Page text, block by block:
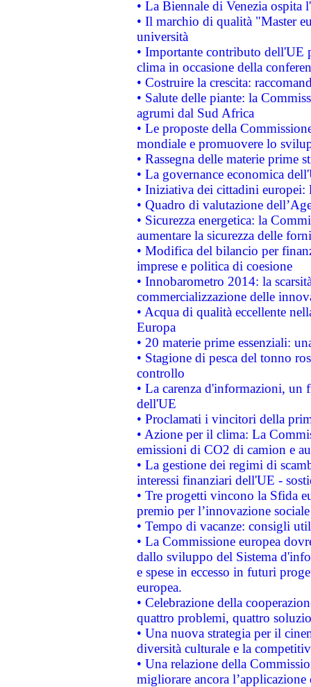
• La Biennale di Venezia ospita
• Il marchio di qualità "Master
università
• Importante contributo dell'UE
clima in occasione della
• Costruire la crescita:
• Salute delle piante: la
agrumi dal Sud Africa
• Le proposte della
mondiale e promuovere lo
• Rassegna delle materie prime
• La governance economica
• Iniziativa dei cittadini
• Quadro di valutazione
• Sicurezza energetica: la
aumentare la sicurezza delle
• Modifica del bilancio per
imprese e politica di coesione
• Innobarometro 2014: la
commercializzazione delle
• Acqua di qualità eccellente
Europa
• 20 materie prime essenziali:
• Stagione di pesca del tonno
controllo
• La carenza d'informazioni, un
dell'UE
• Proclamati i vincitori della
• Azione per il clima: La
emissioni di CO2 di camion e
• La gestione dei regimi di
interessi finanziari dell'UE -
• Tre progetti vincono la Sfida
premio per l’innovazione sociale
• Tempo di vacanze: consigli
• La Commissione europea
dallo sviluppo del Sistema
e spese in eccesso in futuri
europea.
• Celebrazione della
quattro problemi, quattro
• Una nuova strategia per il
diversità culturale e la
• Una relazione della
migliorare ancora